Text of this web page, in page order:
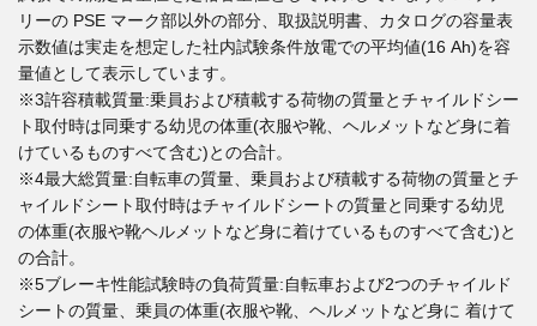
リーの PSE マーク部以外の部分、取扱説明書、カタログの容量表
示数値は実走を想定した社内試験条件放電での平均値(16 Ah)を容
量値として表示しています。
※3許容積載質量:乗員および積載する荷物の質量とチャイルドシー
ト取付時は同乗する幼児の体重(衣服や靴、ヘルメットなど身に着
けているものすべて含む)との合計。
※4最大総質量:自転車の質量、乗員および積載する荷物の質量とチ
ャイルドシート取付時はチャイルドシートの質量と同乗する幼児
の体重(衣服や靴ヘルメットなど身に着けているものすべて含む)と
の合計。
※5ブレーキ性能試験時の負荷質量:自転車および2つのチャイルド
シートの質量、乗員の体重(衣服や靴、ヘルメットなど身に 着けて